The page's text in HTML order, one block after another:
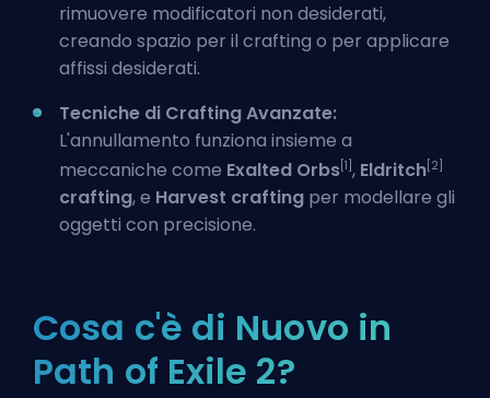
rimuovere modificatori non desiderati,
creando spazio per il crafting o per applicare
affissi desiderati.
Tecniche di Crafting Avanzate:
L'annullamento funziona insieme a
meccaniche come Exalted Orbs [1] , Eldritch [2]
crafting, e Harvest crafting per modellare gli
oggetti con precisione.
Cosa c'è di Nuovo in
Path of Exile 2?